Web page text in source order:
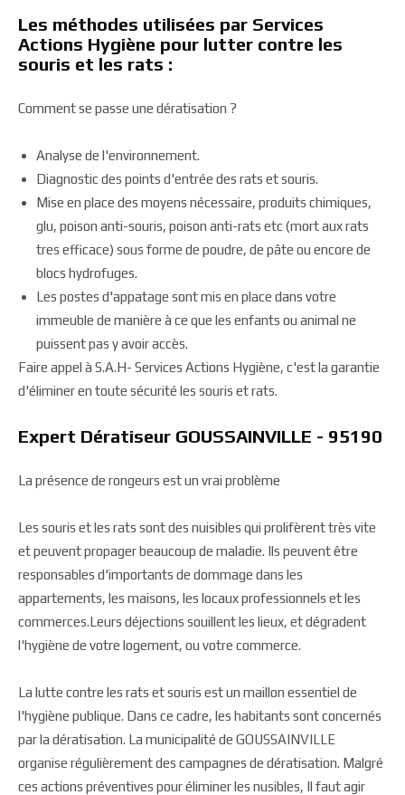
Les méthodes utilisées par Services
Actions Hygiène pour lutter contre les
souris et les rats :
Comment se passe une dératisation ?
Analyse de l'environnement.
Diagnostic des points d'entrée des rats et souris.
Mise en place des moyens nécessaire, produits chimiques,
glu, poison anti-souris, poison anti-rats etc (mort aux rats
tres efficace) sous forme de poudre, de pâte ou encore de
blocs hydrofuges.
Les postes d'appatage sont mis en place dans votre
immeuble de manière à ce que les enfants ou animal ne
puissent pas y avoir accès.
Faire appel à S.A.H- Services Actions Hygiène, c'est la garantie
d'éliminer en toute sécurité les souris et rats.
Expert Dératiseur GOUSSAINVILLE - 95190
La présence de rongeurs est un vrai problème
Les souris et les rats sont des nuisibles qui prolifèrent très vite
et peuvent propager beaucoup de maladie. Ils peuvent être
responsables d'importants de dommage dans les
appartements, les maisons, les locaux professionnels et les
commerces.Leurs déjections souillent les lieux, et dégradent
l'hygiène de votre logement, ou votre commerce.
La lutte contre les rats et souris est un maillon essentiel de
l'hygiène publique. Dans ce cadre, les habitants sont concernés
par la dératisation. La municipalité de GOUSSAINVILLE
organise régulièrement des campagnes de dératisation. Malgré
ces actions préventives pour éliminer les nusibles, Il faut agir